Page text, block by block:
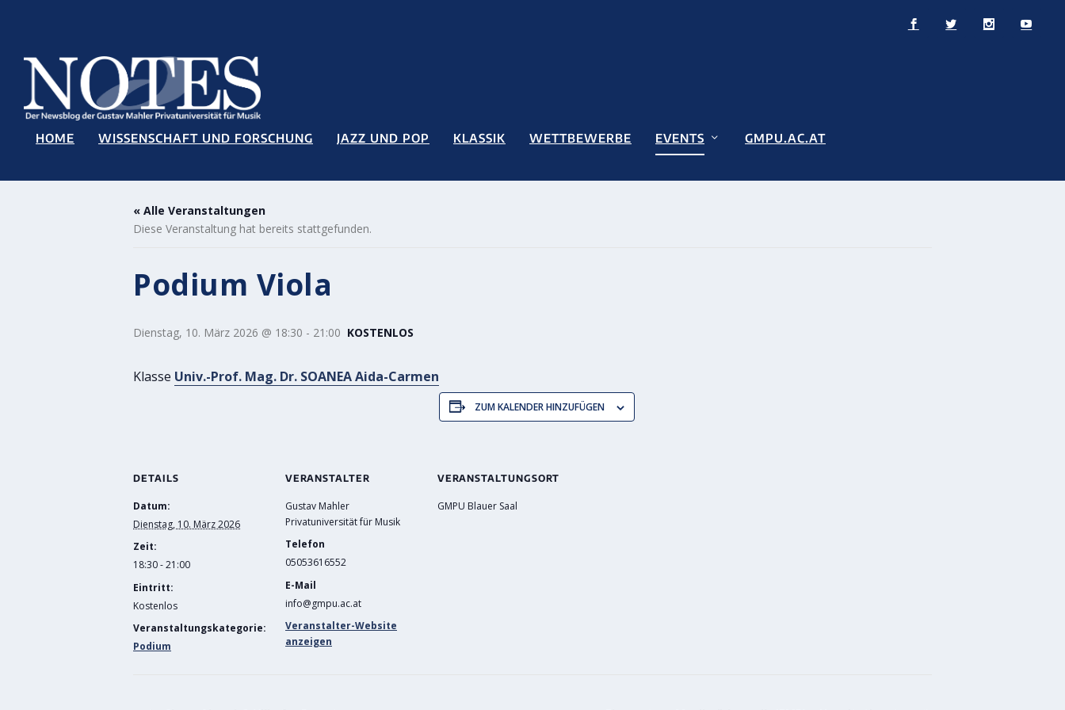
HOME WISSENSCHAFT UND FORSCHUNG JAZZ UND POP KLASSIK WETTBEWERBE EVENTS GMPU.AC.AT
« Alle Veranstaltungen
Diese Veranstaltung hat bereits stattgefunden.
Podium Viola
Dienstag, 10. März 2026 @ 18:30 - 21:00 KOSTENLOS
Klasse Univ.-Prof. Mag. Dr. SOANEA Aida-Carmen
ZUM KALENDER HINZUFÜGEN
DETAILS
Datum:
Dienstag, 10. März 2026
Zeit:
18:30 - 21:00
Eintritt:
Kostenlos
Veranstaltungskategorie:
Podium
VERANSTALTER
Gustav Mahler
Privatuniversität für Musik
Telefon
05053616552
E-Mail
info@gmpu.ac.at
Veranstalter-Website
anzeigen
VERANSTALTUNGSORT
GMPU Blauer Saal